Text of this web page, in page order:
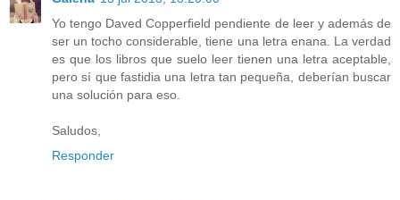
Yo tengo Daved Copperfield pendiente de leer y además de
ser un tocho considerable, tiene una letra enana. La verdad
es que los libros que suelo leer tienen una letra aceptable,
pero sí que fastidia una letra tan pequeña, deberían buscar
una solución para eso.
Saludos,
Responder